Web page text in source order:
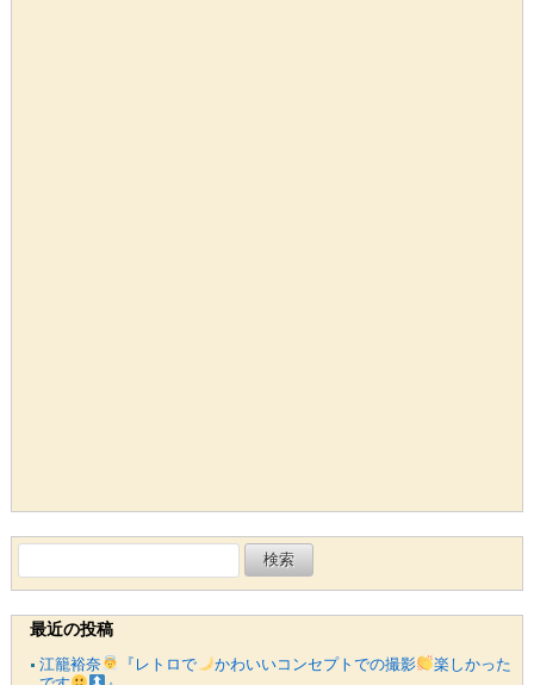
索:
最近の投稿
江籠裕奈
『レトロで かわいいコンセプトでの撮影
楽しかった